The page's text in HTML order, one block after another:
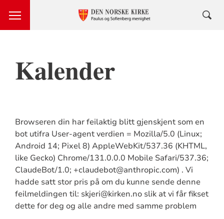
Kalender
Browseren din har feilaktig blitt gjenskjent som en
bot utifra User-agent verdien = Mozilla/5.0 (Linux;
Android 14; Pixel 8) AppleWebKit/537.36 (KHTML,
like Gecko) Chrome/131.0.0.0 Mobile Safari/537.36;
ClaudeBot/1.0; +claudebot@anthropic.com) . Vi
hadde satt stor pris på om du kunne sende denne
feilmeldingen til: skjeri@kirken.no slik at vi får fikset
dette for deg og alle andre med samme problem